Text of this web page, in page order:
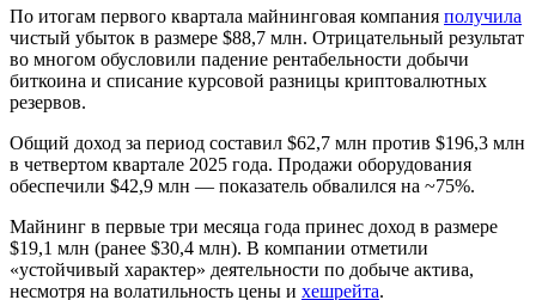
По итогам первого квартала майнинговая компания получила
чистый убыток в размере $88,7 млн. Отрицательный результат
во многом обусловили падение рентабельности добычи
биткоина и списание курсовой разницы криптовалютных
резервов.
Общий доход за период составил $62,7 млн против $196,3 млн
в четвертом квартале 2025 года. Продажи оборудования
обеспечили $42,9 млн — показатель обвалился на ~75%.
Майнинг в первые три месяца года принес доход в размере
$19,1 млн (ранее $30,4 млн). В компании отметили
«устойчивый характер» деятельности по добыче актива,
несмотря на волатильность цены и хешрейта.